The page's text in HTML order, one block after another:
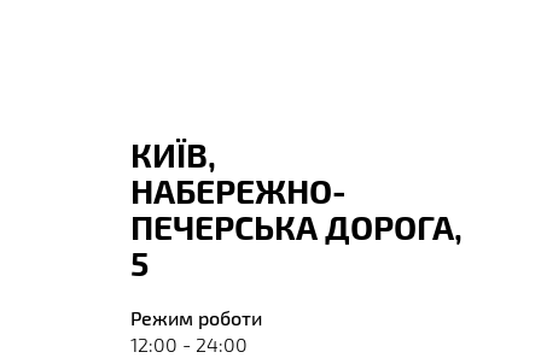
КИЇВ,
НАБЕРЕЖНО-
ПЕЧЕРСЬКА ДОРОГА,
5
Режим роботи
12:00 - 24:00